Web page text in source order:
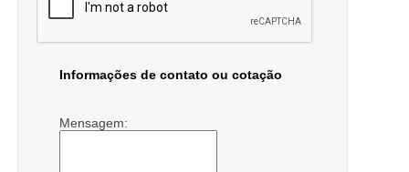
Informações de contato ou cotação
Mensagem: